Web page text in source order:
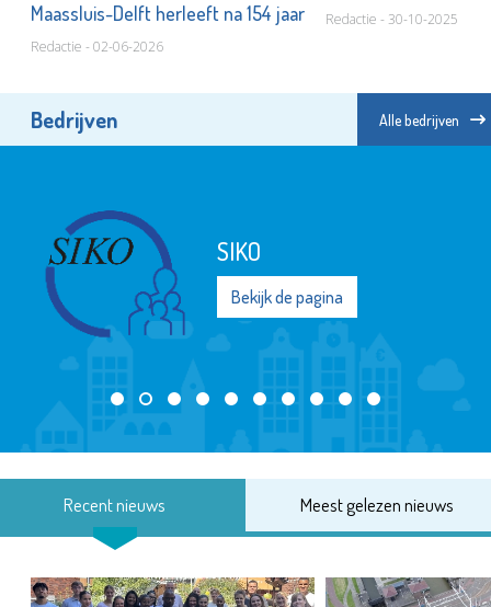
Maassluis-Delft herleeft na 154 jaar
Redactie - 02-06-2026
Redactie - 30-10-2025
Bedrijven Alle bedrijven
SIKO
Bekijk de pagina
Recent nieuws Meest gelezen nieuws